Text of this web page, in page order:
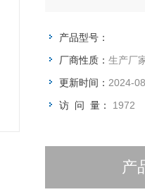
产品型号：
厂商性质： 生产厂
更新时间： 2024-
访 问 量： 1972
产